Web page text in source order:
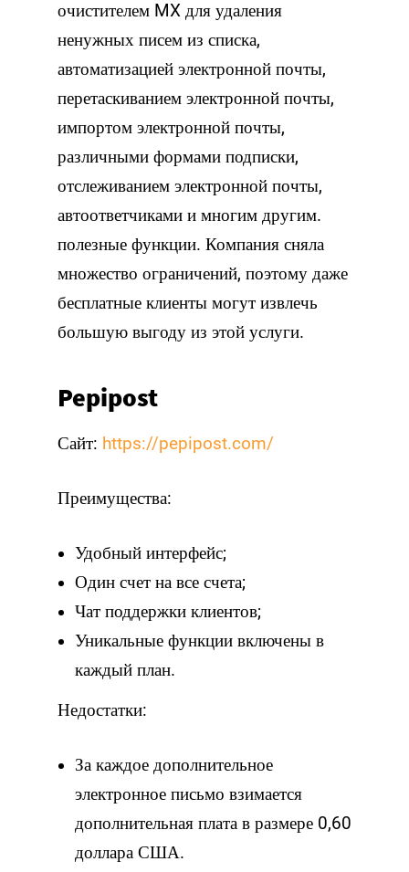
очистителем MX для удаления
ненужных писем из списка,
автоматизацией электронной почты,
перетаскиванием электронной почты,
импортом электронной почты,
различными формами подписки,
отслеживанием электронной почты,
автоответчиками и многим другим.
полезные функции. Компания сняла
множество ограничений, поэтому даже
бесплатные клиенты могут извлечь
большую выгоду из этой услуги.
Pepipost
Сайт: https://pepipost.com/
Преимущества:
Удобный интерфейс;
Один счет на все счета;
Чат поддержки клиентов;
Уникальные функции включены в
каждый план.
Недостатки:
За каждое дополнительное
электронное письмо взимается
дополнительная плата в размере 0,60
доллара США.